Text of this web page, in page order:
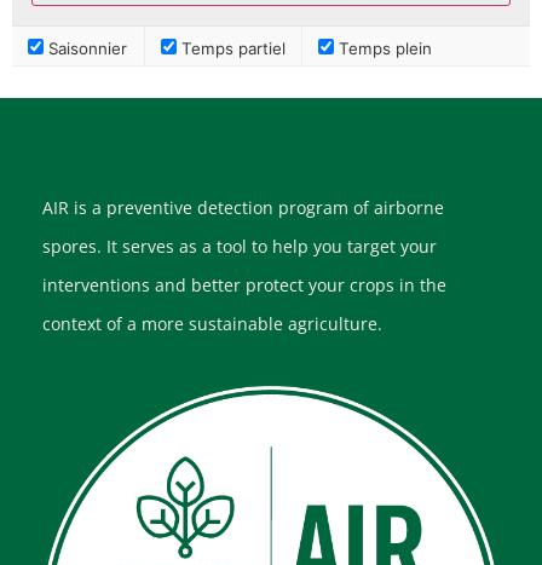
Saisonnier Temps partiel Temps plein
AIR is a preventive detection program of airborne
spores. It serves as a tool to help you target your
interventions and better protect your crops in the
context of a more sustainable agriculture.